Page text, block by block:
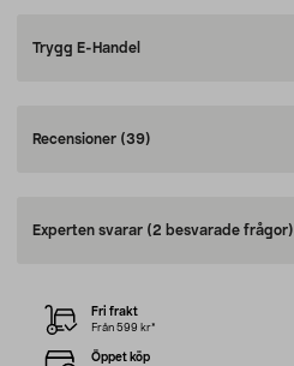
Trygg E-Handel
Recensioner (39)
Experten svarar (2 besvarade frågor)
Fri frakt
Från 599 kr*
Öppet köp